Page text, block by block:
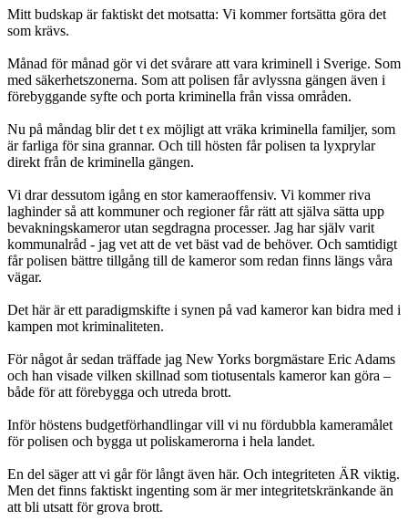
Mitt budskap är faktiskt det motsatta: Vi kommer fortsätta göra det
som krävs.
Månad för månad gör vi det svårare att vara kriminell i Sverige. Som
med säkerhetszonerna. Som att polisen får avlyssna gängen även i
förebyggande syfte och porta kriminella från vissa områden.
Nu på måndag blir det t ex möjligt att vräka kriminella familjer, som
är farliga för sina grannar. Och till hösten får polisen ta lyxprylar
direkt från de kriminella gängen.
Vi drar dessutom igång en stor kameraoffensiv. Vi kommer riva
laghinder så att kommuner och regioner får rätt att själva sätta upp
bevakningskameror utan segdragna processer. Jag har själv varit
kommunalråd - jag vet att de vet bäst vad de behöver. Och samtidigt
får polisen bättre tillgång till de kameror som redan finns längs våra
vägar.
Det här är ett paradigmskifte i synen på vad kameror kan bidra med i
kampen mot kriminaliteten.
För något år sedan träffade jag New Yorks borgmästare Eric Adams
och han visade vilken skillnad som tiotusentals kameror kan göra –
både för att förebygga och utreda brott.
Inför höstens budgetförhandlingar vill vi nu fördubbla kameramålet
för polisen och bygga ut poliskamerorna i hela landet.
En del säger att vi går för långt även här. Och integriteten ÄR viktig.
Men det finns faktiskt ingenting som är mer integritetskränkande än
att bli utsatt för grova brott.